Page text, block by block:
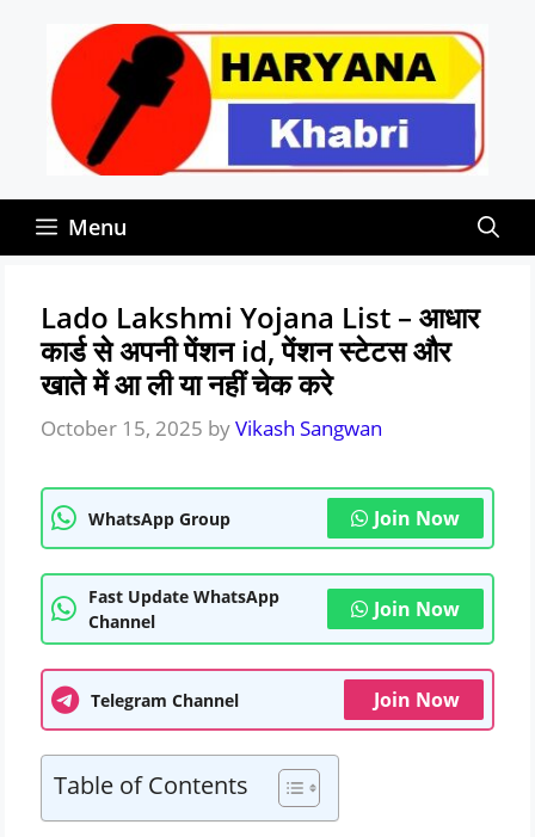
content
Menu
Lado Lakshmi Yojana List – आधार
कार्ड से अपनी पेंशन id, पेंशन स्टेटस और
खाते में आ ली या नहीं चेक करे
October 15, 2025 byVikash Sangwan
WhatsApp Group Join Now
Fast Update WhatsApp
Channel
Join Now
Telegram Channel Join Now
Table of Contents